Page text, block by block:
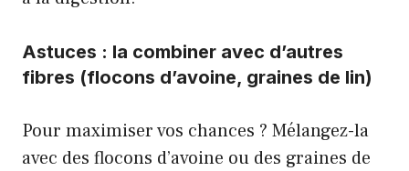
Astuces : la combiner avec d’autres
fibres (flocons d’avoine, graines de lin)
Pour maximiser vos chances ? Mélangez-la
avec des flocons d’avoine ou des graines de